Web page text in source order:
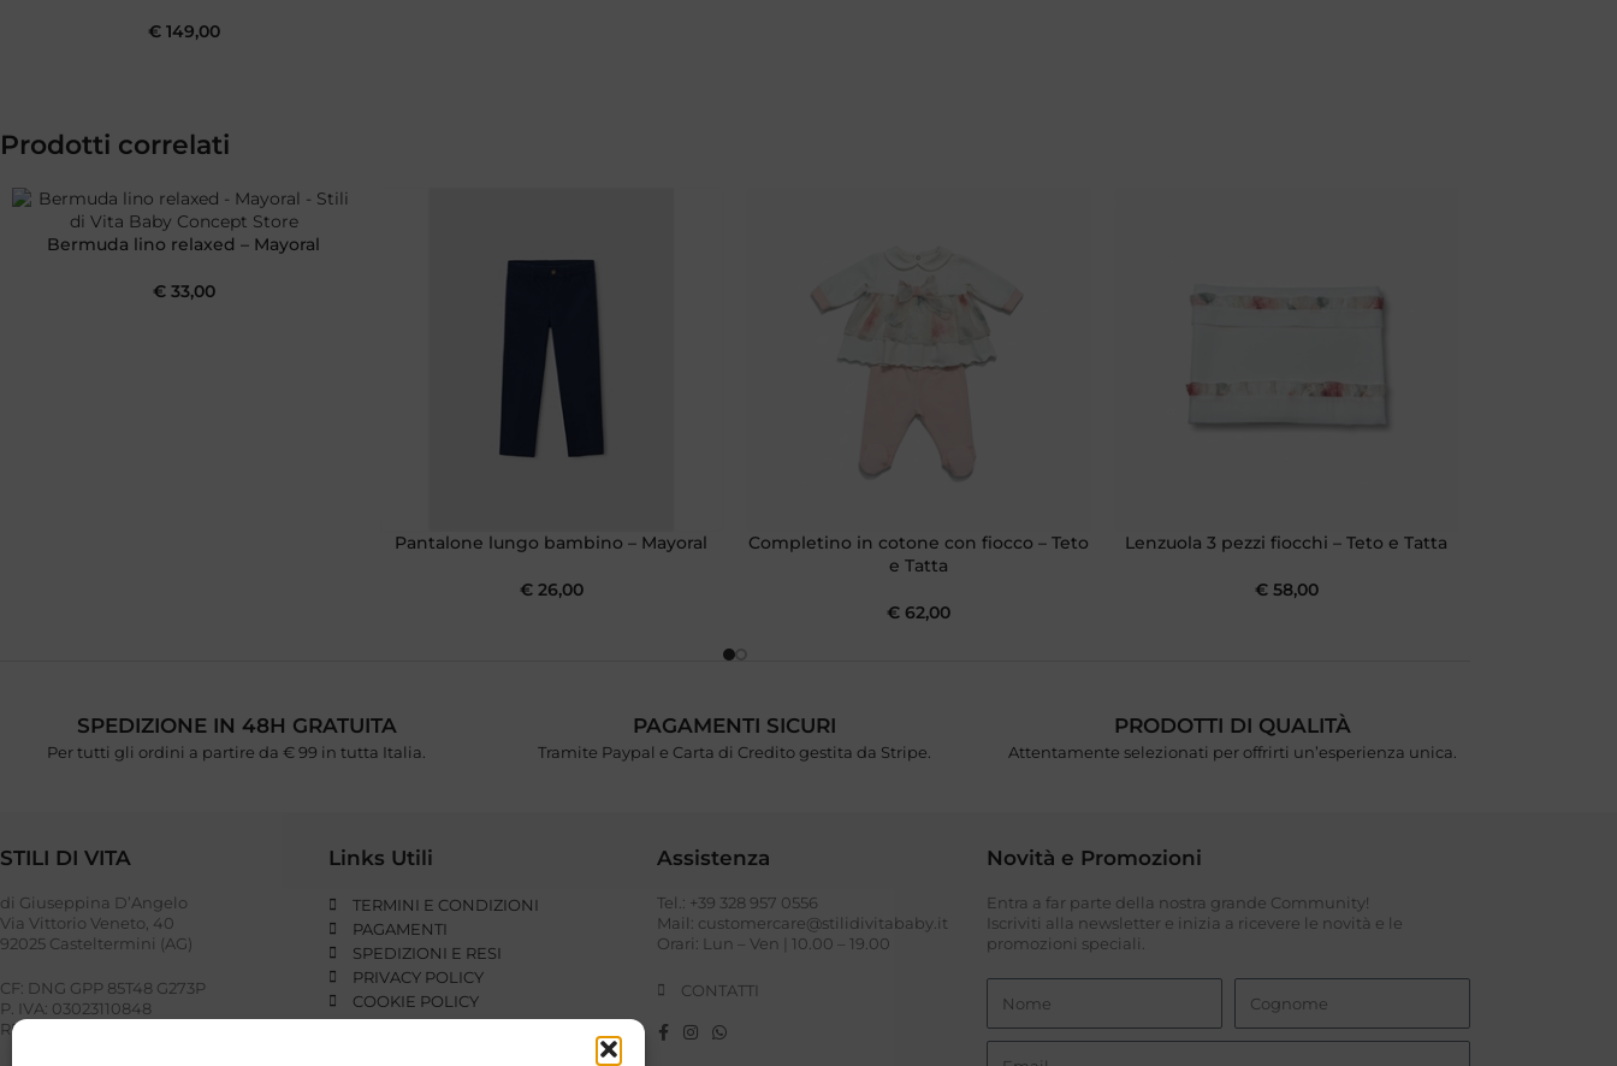
€149,00
Prodotti correlati
Bermuda lino relaxed – Mayoral
€33,00
Pantalone lungo bambino – Mayoral
€26,00
Completino in cotone con fiocco – Teto
e Tatta
€ 62,00
Lenzuola 3 pezzi fiocchi – Teto e Tatta
€58,00
SPEDIZIONE IN 48H GRATUITA
Per tutti gli ordini a partire da € 99 in tutta Italia.
PAGAMENTI SICURI
Tramite Paypal e Carta di Credito gestita da Stripe.
PRODOTTI DI QUALITÀ
Attentamente selezionati per offrirti un’esperienza unica.
STILI DI VITA
di Giuseppina D’Angelo
Via Vittorio Veneto, 40
92025 Casteltermini (AG)
CF: DNG GPP 85T48 G273P
P. IVA: 03023110848
REA: AG – 221948
Links Utili
TERMINI E CONDIZIONI
PAGAMENTI
SPEDIZIONI E RESI
PRIVACY POLICY
COOKIE POLICY
Assistenza
Tel.: +39 328 957 0556
Mail: customercare@stilidivitababy.it
Orari: Lun – Ven | 10.00 – 19.00
CONTATTI
Novità e Promozioni
Entra a far parte della nostra grande Community!
Iscriviti alla newsletter e inizia a ricevere le novità e le
promozioni speciali.